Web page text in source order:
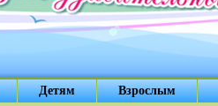
Детям Взрослым